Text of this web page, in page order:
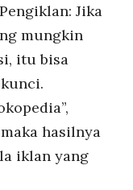
Jika
mungkin
itu bisa
hasilnya
iklan yang